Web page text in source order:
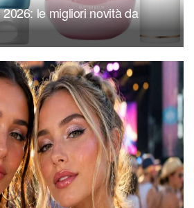
le migliori novità da